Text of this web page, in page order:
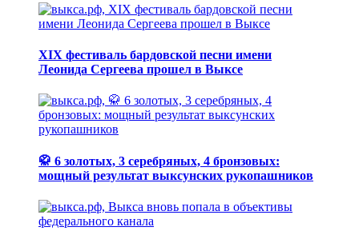
XIX фестиваль бардовской песни имени
Леонида Сергеева прошел в Выксе
🥋 6 золотых, 3 серебряных, 4 бронзовых:
мощный результат выксунских рукопашников